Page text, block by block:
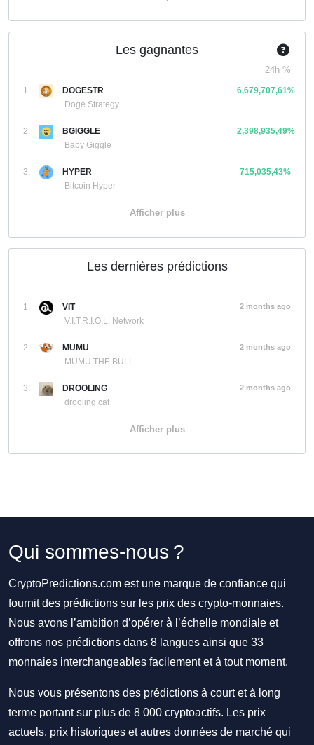
Les gagnantes
24h %
1.
DOGESTR
Doge Strategy
6,679,707,61%
2.
BGIGGLE
Baby Giggle
2,398,935,49%
3.
HYPER
Bitcoin Hyper
715,035,43%
Afficher plus
Les dernières prédictions
1.
VIT
V.I.T.R.I.O.L. Network
2 months ago
2.
MUMU
MUMU THE BULL
2 months ago
3.
DROOLING
drooling cat
2 months ago
Afficher plus
Qui sommes-nous ?
CryptoPredictions.com est une marque de confiance qui
fournit des prédictions sur les prix des crypto-monnaies.
Nous avons l’ambition d’opérer à l’échelle mondiale et
offrons nos prédictions dans 8 langues ainsi que 33
monnaies interchangeables facilement et à tout moment.
Nous vous présentons des prédictions à court et à long
terme portant sur plus de 8 000 cryptoactifs. Les prix
actuels, prix historiques et autres données de marché qui